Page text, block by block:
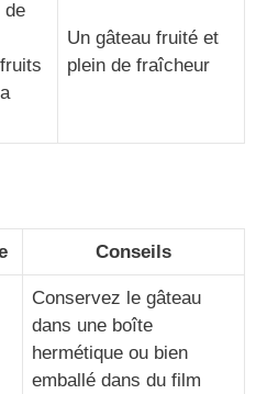
de
Un gâteau fruité et
plein de fraîcheur
Conseils
Conservez le gâteau
dans une boîte
hermétique ou bien
emballé dans du film